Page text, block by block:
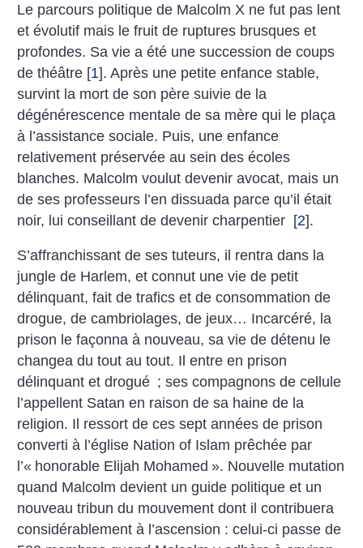
Le parcours politique de Malcolm X ne fut pas lent
et évolutif mais le fruit de ruptures brusques et
profondes. Sa vie a été une succession de coups
de théâtre [1]. Après une petite enfance stable,
survint la mort de son père suivie de la
dégénérescence mentale de sa mère qui le plaça
à l’assistance sociale. Puis, une enfance
relativement préservée au sein des écoles
blanches. Malcolm voulut devenir avocat, mais un
de ses professeurs l’en dissuada parce qu’il était
noir, lui conseillant de devenir charpentier [2].
S’affranchissant de ses tuteurs, il rentra dans la
jungle de Harlem, et connut une vie de petit
délinquant, fait de trafics et de consommation de
drogue, de cambriolages, de jeux… Incarcéré, la
prison le façonna à nouveau, sa vie de détenu le
changea du tout au tout. Il entre en prison
délinquant et drogué ; ses compagnons de cellule
l’appellent Satan en raison de sa haine de la
religion. Il ressort de ces sept années de prison
converti à l’église Nation of Islam prêchée par
l’« honorable Elijah Mohamed ». Nouvelle mutation
quand Malcolm devient un guide politique et un
nouveau tribun du mouvement dont il contribuera
considérablement à l’ascension : celui-ci passe de